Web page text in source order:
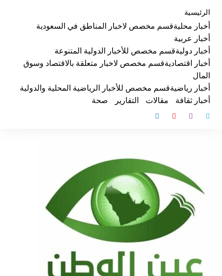
المحتوى
الرئيسية
أخبار محليةقسم مخصص لاخبار المناطق في السعودية
أخبار عربية
أخبار دوليةقسم مخصص للأخبار الدولية المتنوعة
أخبار اقتصاديةقسم مخصص لاخبار متعلقة بالاقتصاد وسوق
المال
أخبار رياضيةقسم مخصص للأخبار الرياضية المحلية والدولية
أخبار ثقافة
مقالات التقارير صحة